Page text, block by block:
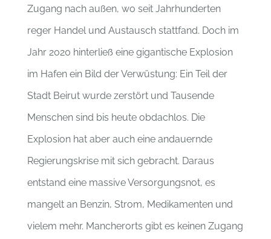
Zugang nach außen, wo seit Jahrhunderten
reger Handel und Austausch stattfand. Doch im
Jahr 2020 hinterließ eine gigantische Explosion
im Hafen ein Bild der Verwüstung: EinTeil der
Stadt Beirut wurde zerstört und Tausende
Menschen sind bis heute obdachlos. Die
Explosion hat aber auch eine andauernde
Regierungskrise mit sich gebracht. Daraus
entstand eine massive Versorgungsnot, es
mangelt an Benzin, Strom, Medikamenten und
vielem mehr. Mancherorts gibt es keinen Zugang